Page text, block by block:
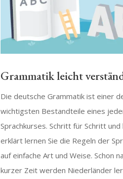
Grammatik leicht
Die deutsche Grammatik ist einer
wichtigsten Bestandteile eines
Sprachkurses. Schritt für Schritt und
erklärt lernen Sie die Regeln der
auf einfache Art und Weise. Schon
kurzer Zeit werden Niederländer